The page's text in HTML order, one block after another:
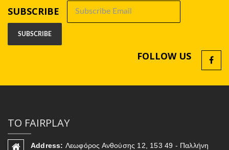
SUBSCRIBE
FOLLOW US
ΤΟ FAIRPLAY
Address: Λεωφόρος Ανθούσης 12, 153 49 - Παλλήνη